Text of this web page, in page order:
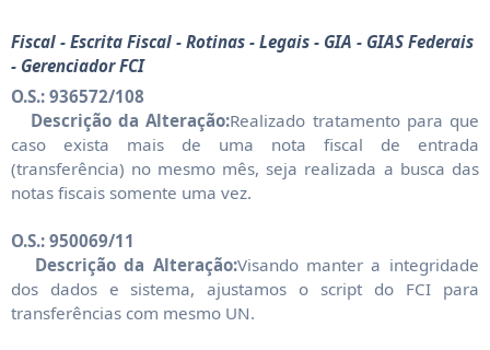
Fiscal - Escrita Fiscal - Rotinas - Legais - GIA - GIAS Federais
- Gerenciador FCI
O.S.: 936572/108
Descrição da Alteração:Realizado tratamento para que
caso exista mais de uma nota fiscal de entrada
(transferência) no mesmo mês, seja realizada a busca das
notas fiscais somente uma vez.
O.S.: 950069/11
Descrição da Alteração:Visando manter a integridade
dos dados e sistema, ajustamos o script do FCI para
transferências com mesmo UN.